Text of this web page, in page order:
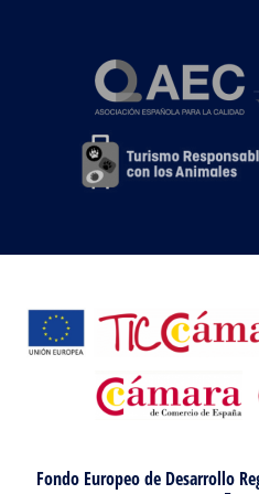
Fondo Europeo de Desarrollo